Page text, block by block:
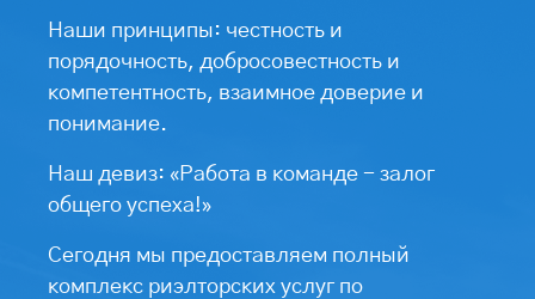
Наши принципы: честность и
порядочность, добросовестность и
компетентность, взаимное доверие и
понимание.
Наш девиз: «Работа в команде - залог
общего успеха!»
Сегодня мы предоставляем полный
комплекс риэлторских услуг по